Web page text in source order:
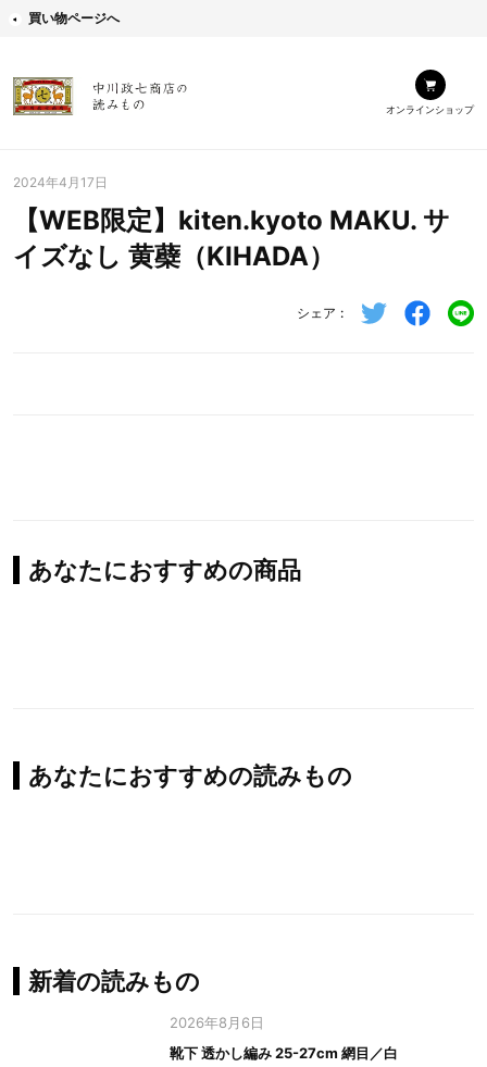
買い物ページへ
オンラインショップ
2024年4月17日
【WEB限定】kiten.kyoto MAKU. サ
イズなし 黄蘗（KIHADA）
シェア
あなたにおすすめの商品
あなたにおすすめの読みもの
新着の読みもの
2026年8月6日
靴下 透かし編み 25-27cm 網目／白